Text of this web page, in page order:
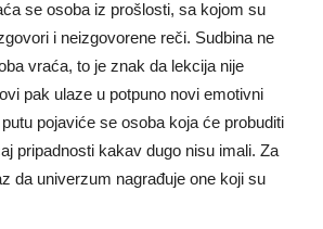
se osoba iz prošlosti, sa kojom su
i neizgovorene reči. Sudbina ne
vraća, to je znak da lekcija nije
pak ulaze u potpuno novi emotivni
pojaviće se osoba koja će probuditi
pripadnosti kakav dugo nisu imali. Za
da univerzum nagrađuje one koji su